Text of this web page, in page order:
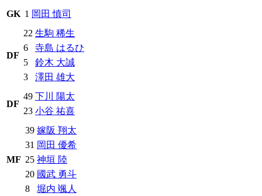
GK 1 岡田 慎司
DF
22 生駒 稀生
6
寺島 はるひ
5
鈴木 大誠
3
澤田 雄大
DF
49 下川 陽太
23 小谷 祐喜
MF
39 嫁阪 翔太
31 岡田 優希
25 神垣 陸
20 國武 勇斗
8
堀内 颯人